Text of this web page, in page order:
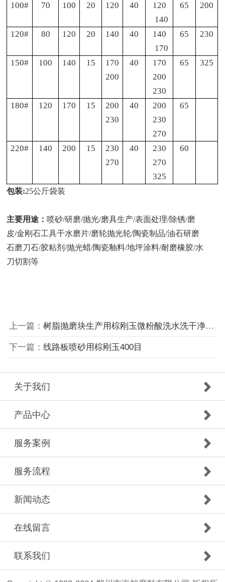
100# 70 100 20 120 40
120
140
65 200
120# 80 120 20 140 40
140
170
65 230
150# 100 140 15
170
200
40
170
200
230
65 325
180# 120 170 15
200
230
40
200
230
270
65
220# 140 200 15
230
270
40
230
270
325
60
包装:25公斤袋装
主要用途：喷砂/研磨/抛光/磨具生产/表面处理/除锈/磨
皮/金刚石工具干水磨片/磨轮抛光轮/陶瓷制品/油石研磨
石磨刀石/胶粘剂/抛光蜡/陶瓷釉料/地坪涂料/耐磨橡胶/水
刀切割等
上一篇： 树脂抛磨块生产用棕刚玉微粉酸洗水洗干净度高
下一篇： 线路板喷砂用棕刚玉400目
关于我们
产品中心
服务案例
服务流程
新闻动态
在线留言
联系我们